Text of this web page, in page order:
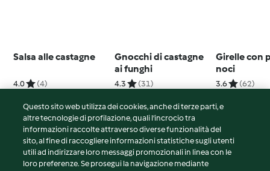
Salsa alle castagne
4.0 (4)
Gnocchi di castagne
ai funghi
4.3 (31)
Girelle con
noci
3.6 (62)
© Copyright 2026
Termini del servizio
Questo sito web utilizza dei cookies, anche di terze parti, e
altre tecnologie di profilazione, quali l’incrocio tra
informazioni raccolte attraverso diverse funzionalità del
sito, al fine di raccogliere informazioni statistiche sugli utenti
utili ad indirizzare loro messaggi promozionali in linea con le
loro preferenze. Se prosegui la navigazione mediante